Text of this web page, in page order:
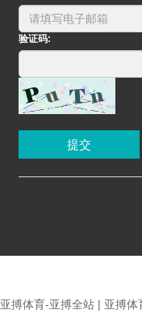
验证码:
提交
亚搏体育-亚搏全站 | 亚搏体